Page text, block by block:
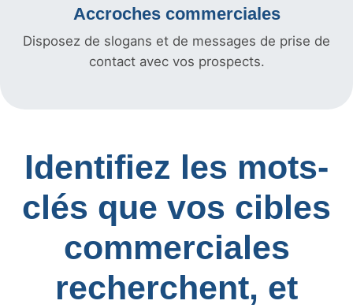
Accroches commerciales
Disposez de slogans et de messages de prise de
contact avec vos prospects.
Identifiez les mots-
clés que vos cibles
commerciales
recherchent, et